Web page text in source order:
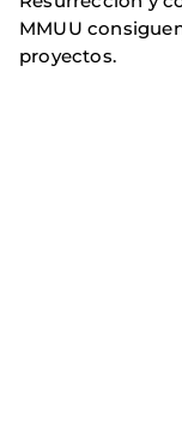
MMUU
proyectos.